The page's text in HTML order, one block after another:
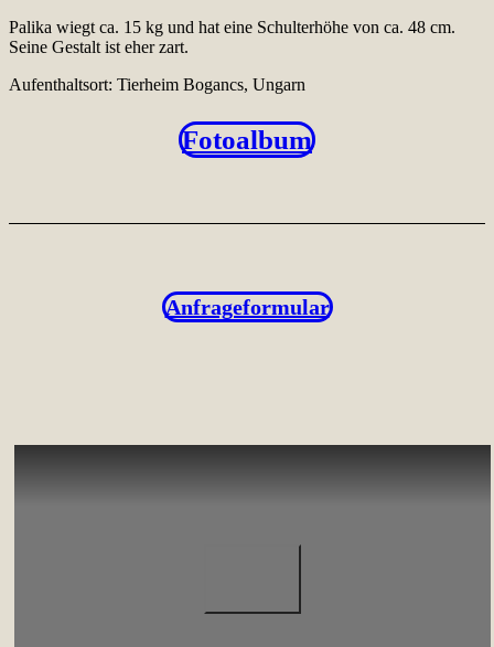
Palika wiegt ca. 15 kg und hat eine Schulterhöhe von ca. 48 cm.
Seine Gestalt ist eher zart.
Aufenthaltsort: Tierheim Bogancs, Ungarn
Fotoalbum
Anfrageformular